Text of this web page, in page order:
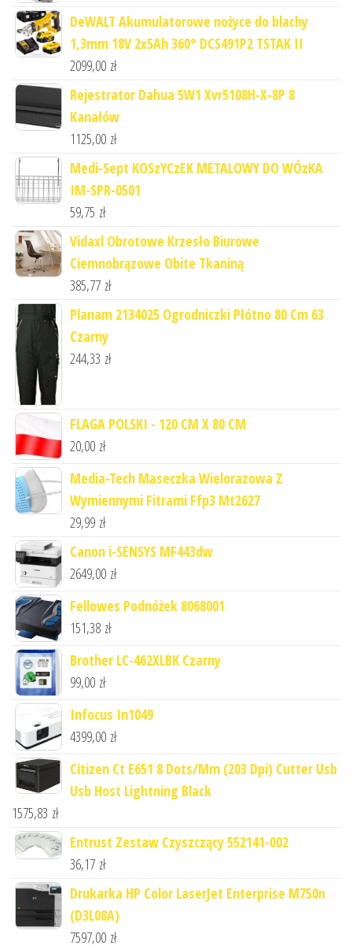
DeWALT Akumulatorowe nożyce do blachy
1,3mm 18V 2x5Ah 360° DCS491P2 TSTAK II
2099,00 zł
Rejestrator Dahua 5W1 Xvr5108H-X-8P 8
Kanałów
1125,00 zł
Medi-Sept KOSzYCzEK METALOWY DO WÓzKA
IM-SPR-0501
59,75 zł
Vidaxl Obrotowe Krzesło Biurowe
Ciemnobrązowe Obite Tkaniną
385,77 zł
Planam 2134025 Ogrodniczki Płótno 80 Cm 63
Czarny
244,33 zł
FLAGA POLSKI - 120 CM X 80 CM
20,00 zł
Media-Tech Maseczka Wielorazowa Z
Wymiennymi Fitrami Ffp3 Mt2627
29,99 zł
Canon i-SENSYS MF443dw
2649,00 zł
Fellowes Podnóżek 8068001
151,38 zł
Brother LC-462XLBK Czarny
99,00 zł
Infocus In1049
4399,00 zł
Citizen Ct E651 8 Dots/Mm (203 Dpi) Cutter Usb
Usb Host Lightning Black
1575,83 zł
Entrust Zestaw Czyszczący 552141-002
36,17 zł
Drukarka HP Color LaserJet Enterprise M750n
(D3L08A)
7597,00 zł